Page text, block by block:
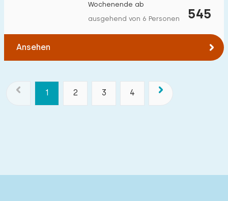
545
Wochenende ab
ausgehend von 6 Personen
Ansehen
1 2 3 4